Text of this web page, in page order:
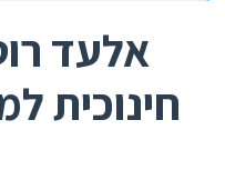
אלעד
חינוכית